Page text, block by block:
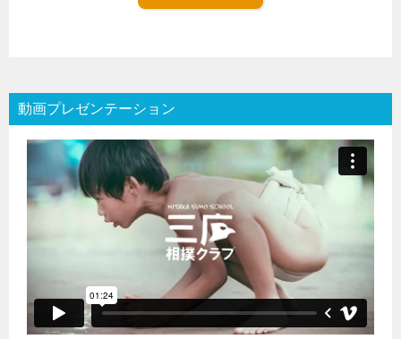
動画プレゼンテーション